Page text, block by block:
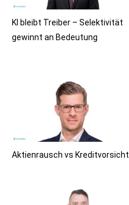
KI bleibt Treiber – Selektivität
gewinnt an Bedeutung
Aktienrausch vs Kreditvorsicht